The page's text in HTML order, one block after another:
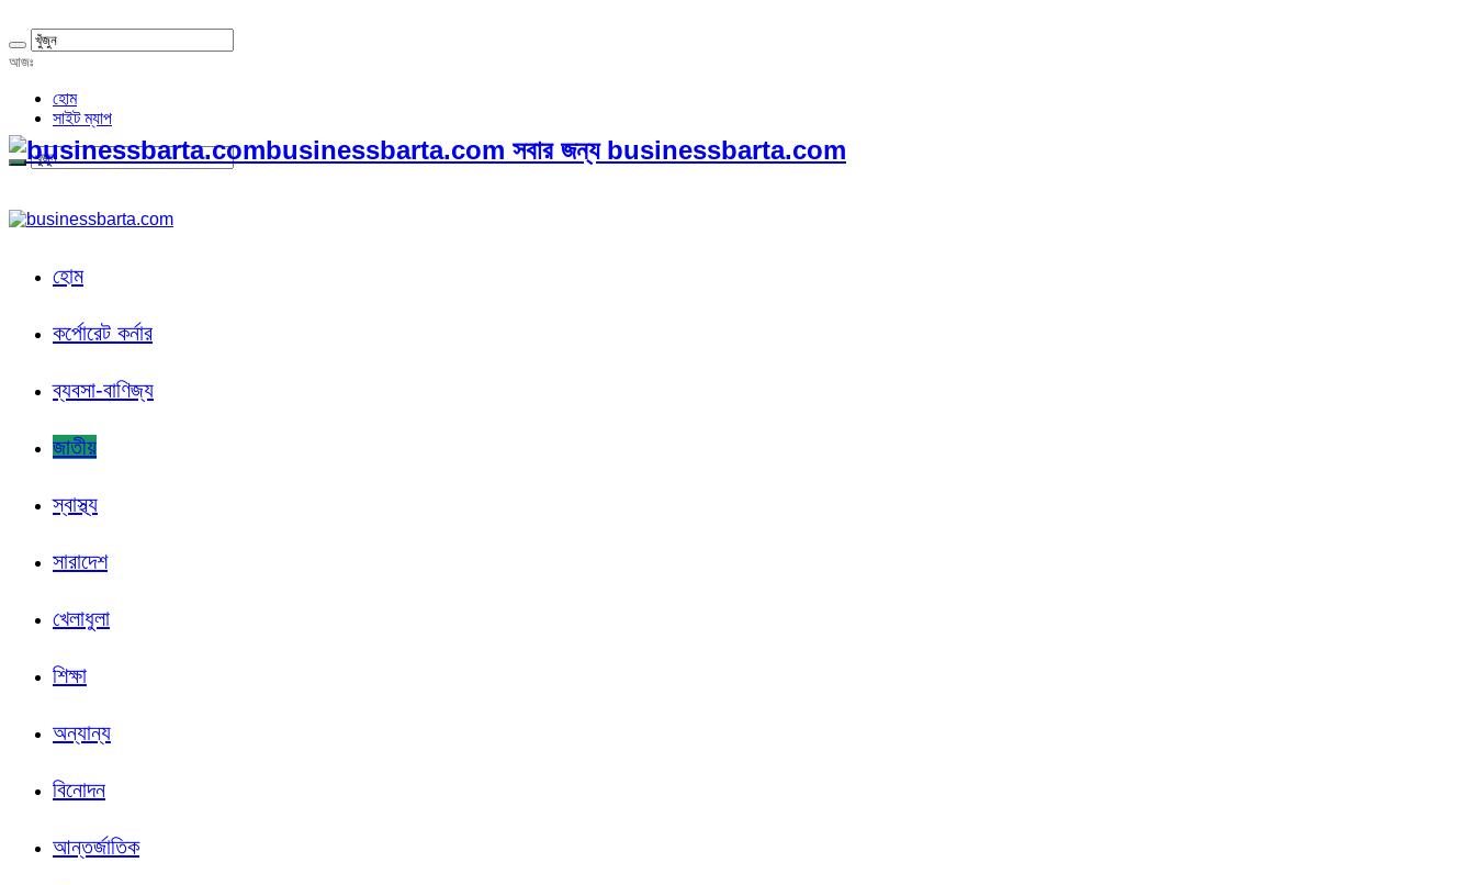
আজঃ
হোম
সাইট ম্যাপ
businessbarta.com সবার জন্য businessbarta.com
হোম
কর্পোরেট কর্নার
ব্যবসা-বাণিজ্য
জাতীয়
স্বাস্থ্য
সারাদেশ
খেলাধুলা
শিক্ষা
অন্যান্য
বিনোদন
আন্তর্জাতিক